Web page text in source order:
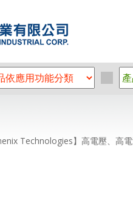
Technologies】高電壓、高